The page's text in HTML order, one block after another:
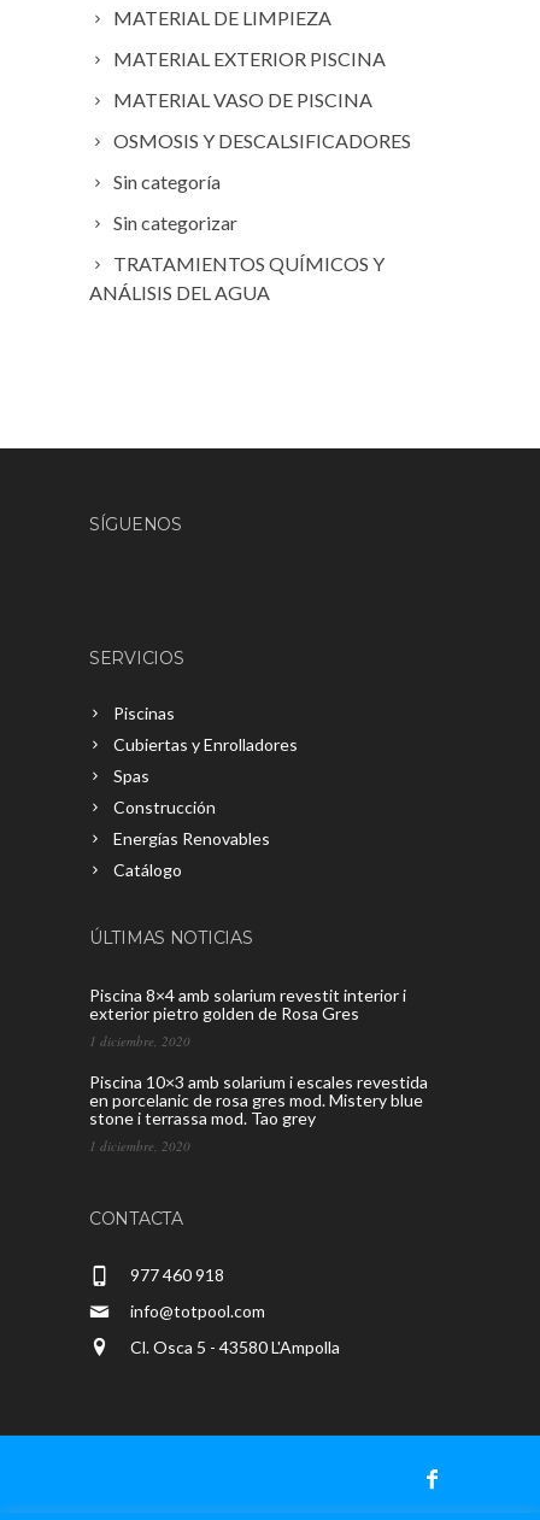
MATERIAL DE LIMPIEZA
MATERIAL EXTERIOR PISCINA
MATERIAL VASO DE PISCINA
OSMOSIS Y DESCALSIFICADORES
Sin categoría
Sin categorizar
TRATAMIENTOS QUÍMICOS Y
ANÁLISIS DEL AGUA
SÍGUENOS
SERVICIOS
Piscinas
Cubiertas y Enrolladores
Spas
Construcción
Energías Renovables
Catálogo
ÚLTIMAS NOTICIAS
Piscina 8×4 amb solarium revestit interior i
exterior pietro golden de Rosa Gres
1 diciembre, 2020
Piscina 10×3 amb solarium i escales revestida
en porcelanic de rosa gres mod. Mistery blue
stone i terrassa mod. Tao grey
1 diciembre, 2020
CONTACTA
977 460 918
info@totpool.com
Cl. Osca 5 - 43580 L'Ampolla